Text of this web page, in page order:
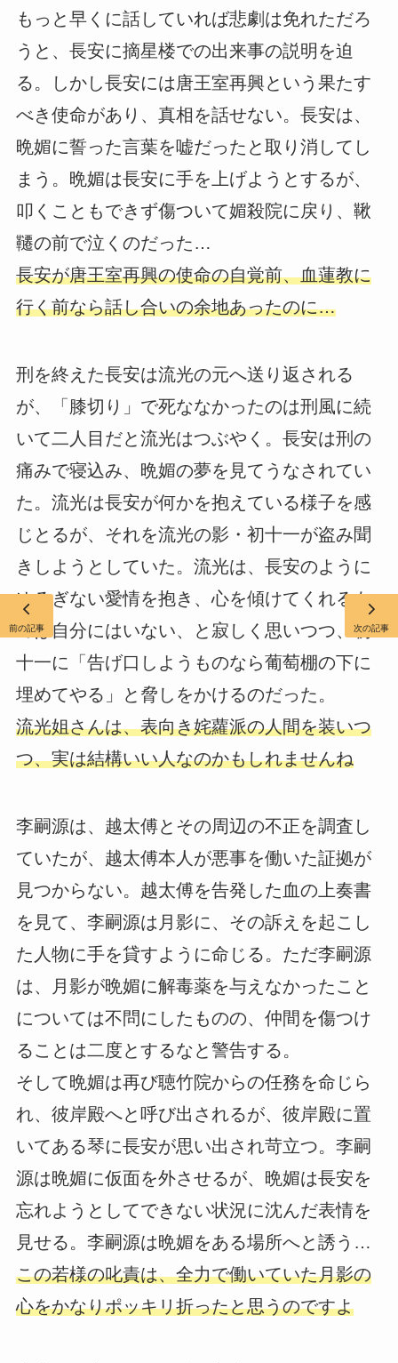
もっと早くに話していれば悲劇は免れただろ
うと、長安に摘星楼での出来事の説明を迫
る。しかし長安には唐王室再興という果たす
べき使命があり、真相を話せない。長安は、
晩媚に誓った言葉を嘘だったと取り消してし
まう。晩媚は長安に手を上げようとするが、
叩くこともできず傷ついて媚殺院に戻り、鞦
韆の前で泣くのだった…
長安が唐王室再興の使命の自覚前、血蓮教に
行く前なら話し合いの余地あったのに…
刑を終えた長安は流光の元へ送り返される
が、「膝切り」で死ななかったのは刑風に続
いて二人目だと流光はつぶやく。長安は刑の
痛みで寝込み、晩媚の夢を見てうなされてい
た。流光は長安が何かを抱えている様子を感
じとるが、それを流光の影・初十一が盗み聞
きしようとしていた。流光は、長安のように
ゆるぎない愛情を抱き、心を傾けてくれるも
のは自分にはいない、と寂しく思いつつ、初
十一に「告げ口しようものなら葡萄棚の下に
埋めてやる」と脅しをかけるのだった。
流光姐さんは、表向き姹蘿派の人間を装いつ
つ、実は結構いい人なのかもしれませんね
李嗣源は、越太傅とその周辺の不正を調査し
ていたが、越太傅本人が悪事を働いた証拠が
見つからない。越太傅を告発した血の上奏書
を見て、李嗣源は月影に、その訴えを起こし
た人物に手を貸すように命じる。ただ李嗣源
は、月影が晩媚に解毒薬を与えなかったこと
については不問にしたものの、仲間を傷つけ
ることは二度とするなと警告する。
そして晩媚は再び聴竹院からの任務を命じら
れ、彼岸殿へと呼び出されるが、彼岸殿に置
いてある琴に長安が思い出され苛立つ。李嗣
源は晩媚に仮面を外させるが、晩媚は長安を
忘れようとしてできない状況に沈んだ表情を
見せる。李嗣源は晩媚をある場所へと誘う…
この若様の叱責は、全力で働いていた月影の
心をかなりポッキリ折ったと思うのですよ
前の記事 次の記事